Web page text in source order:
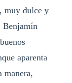
muy dulce y
Benjamín
aparenta
manera,